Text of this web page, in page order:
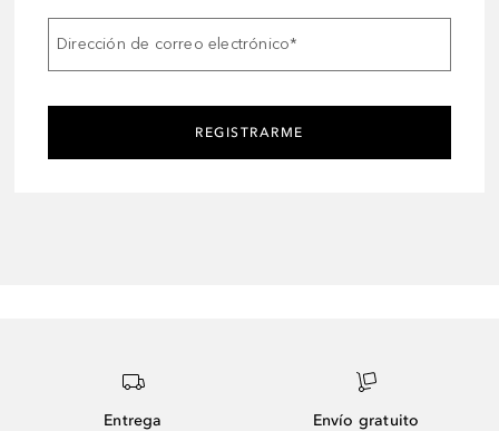
Dirección de correo electrónico*
REGISTRARME
Entrega
Envío gratuito